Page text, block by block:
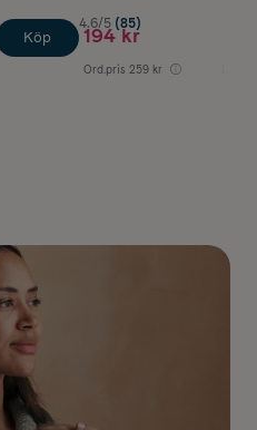
Köp
4.6/5 (85)
194 kr
Ord.pris 259 kr